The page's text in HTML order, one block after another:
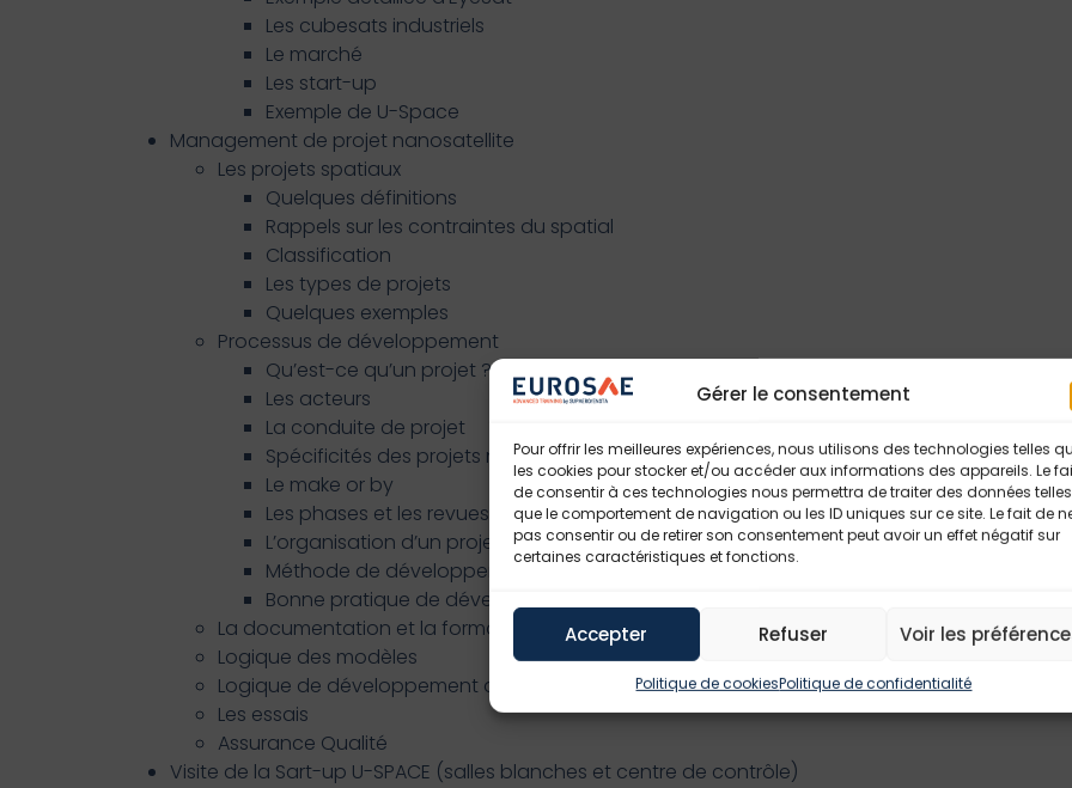
Gérer le consentement
Pour offrir les meilleures expériences, nous utilisons des technologies telles
les cookies pour stocker et/ou accéder aux informations des appareils. Le
de consentir à ces technologies nous permettra de traiter des données telles
que le comportement de navigation ou les ID uniques sur ce site. Le fait de
pas consentir ou de retirer son consentement peut avoir un effet négatif sur
certaines caractéristiques et fonctions.
Accepter Refuser Voir les
Politique de cookiesPolitique de confidentialité
Les cubesats industriels
Le marché
Les start-up
Exemple de U-Space
Management de projet nanosatellite
Les projets spatiaux
Quelques définitions
Rappels sur les contraintes du spatial
Classification
Les types de projets
Quelques exemples
Processus de développement
Qu’est-ce qu’un projet ?
Les acteurs
La conduite de projet
Spécificités des projets nanosatellites
Le make or by
Les phases et les revues d’un projet
L’organisation d’un projet
Méthode de développement
Bonne pratique de développement
La documentation et la formalisation des exigences
Logique des modèles
Logique de développement du LV
Les essais
Assurance Qualité
Visite de la Sart-up U-SPACE (salles blanches et centre de contrôle)